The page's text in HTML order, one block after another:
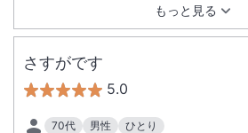
もっと見る
さすがです
5.0
70代 男性
ひとり